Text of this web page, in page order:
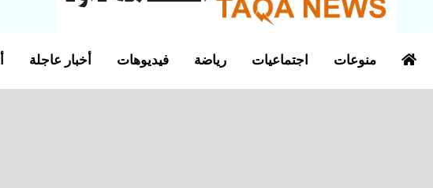
أخبار عاجلة فيديوهات رياضة اجتماعيات منوعات